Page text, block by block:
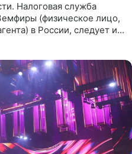
Налоговая служба
(физическое лицо,
в России, следует из